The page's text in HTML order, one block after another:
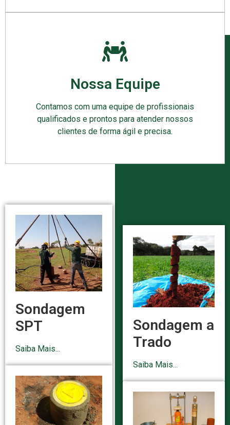
Nossa Equipe
Contamos com uma equipe de profissionais
qualificados e prontos para atender nossos
clientes de forma ágil e precisa.
Sondagem
SPT
Saiba Mais...
Sondagem a
Trado
Saiba Mais...